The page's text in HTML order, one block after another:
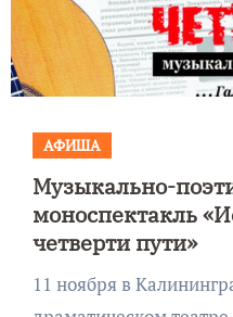
АФИША
Музыкально-
моноспектакль
четверти пути»
11 ноября в Калининградском областном